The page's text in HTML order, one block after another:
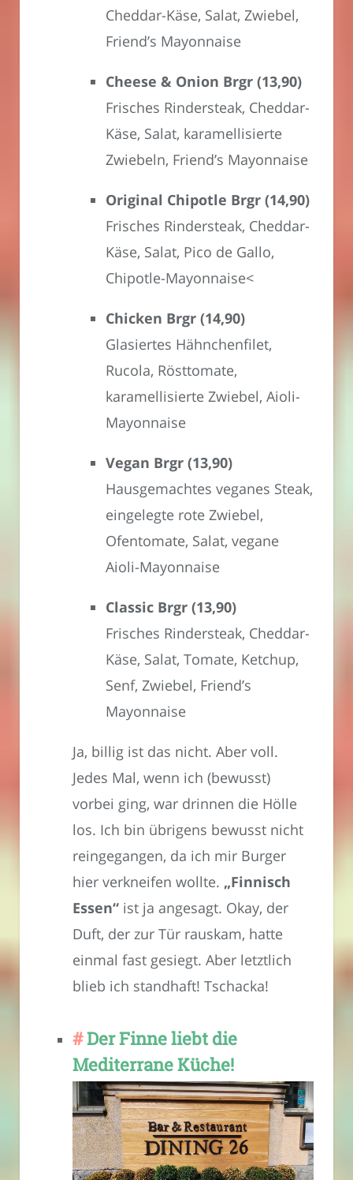
Cheddar-Käse, Salat, Zwiebel,
Friend’s Mayonnaise
Cheese & Onion Brgr (13,90)
Frisches Rindersteak, Cheddar-
Käse, Salat, karamellisierte
Zwiebeln, Friend’s Mayonnaise
Original Chipotle Brgr (14,90)
Frisches Rindersteak, Cheddar-
Käse, Salat, Pico de Gallo,
Chipotle-Mayonnaise<
Chicken Brgr (14,90)
Glasiertes Hähnchenfilet,
Rucola, Rösttomate,
karamellisierte Zwiebel, Aioli-
Mayonnaise
Vegan Brgr (13,90)
Hausgemachtes veganes Steak,
eingelegte rote Zwiebel,
Ofentomate, Salat, vegane
Aioli-Mayonnaise
Classic Brgr (13,90)
Frisches Rindersteak, Cheddar-
Käse, Salat, Tomate, Ketchup,
Senf, Zwiebel, Friend’s
Mayonnaise
Ja, billig ist das nicht. Aber voll.
Jedes Mal, wenn ich (bewusst)
vorbei ging, war drinnen die Hölle
los. Ich bin übrigens bewusst nicht
reingegangen, da ich mir Burger
hier verkneifen wollte. „Finnisch
Essen“ ist ja angesagt. Okay, der
Duft, der zur Tür rauskam, hatte
einmal fast gesiegt. Aber letztlich
blieb ich standhaft! Tschacka!
Der Finne liebt die
Mediterrane Küche!